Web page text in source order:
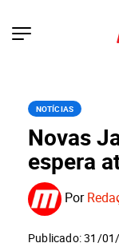
NOTÍCIAS
Novas
espera
Por
Publicado: 31/